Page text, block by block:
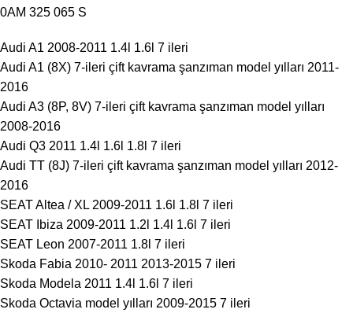
0AM 325 065 S
Audi A1 2008-2011 1.4l 1.6l 7 ileri
Audi A1 (8X) 7-ileri çift kavrama şanzıman model yılları 2011-
2016
Audi A3 (8P, 8V) 7-ileri çift kavrama şanzıman model yılları
2008-2016
Audi Q3 2011 1.4l 1.6l 1.8l 7 ileri
Audi TT (8J) 7-ileri çift kavrama şanzıman model yılları 2012-
2016
SEAT Altea / XL 2009-2011 1.6l 1.8l 7 ileri
SEAT Ibiza 2009-2011 1.2l 1.4l 1.6l 7 ileri
SEAT Leon 2007-2011 1.8l 7 ileri
Skoda Fabia 2010- 2011 2013-2015 7 ileri
Skoda Modela 2011 1.4l 1.6l 7 ileri
Skoda Octavia model yılları 2009-2015 7 ileri